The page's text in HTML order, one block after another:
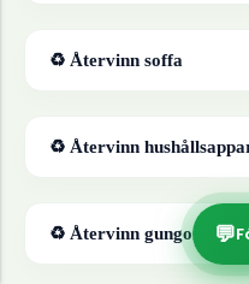
♻ Återvinn soffa
♻ Återvinn
♻ Återvinn gungor 💬